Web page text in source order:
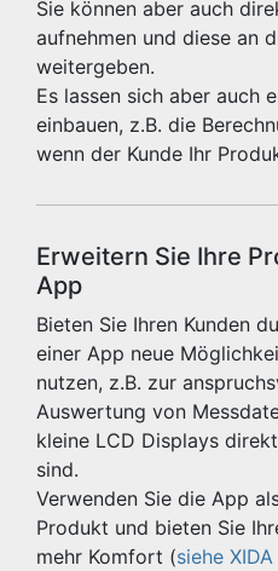
Sie können aber auch
aufnehmen und diese an
weitergeben.
Es lassen sich aber auch
einbauen, z.B. die
wenn der Kunde Ihr
Erweitern Sie Ihre
App
Bieten Sie Ihren Kunden
einer App neue
nutzen, z.B. zur
Auswertung von
kleine LCD Displays
sind.
Verwenden Sie die App
Produkt und bieten Sie
mehr Komfort (siehe